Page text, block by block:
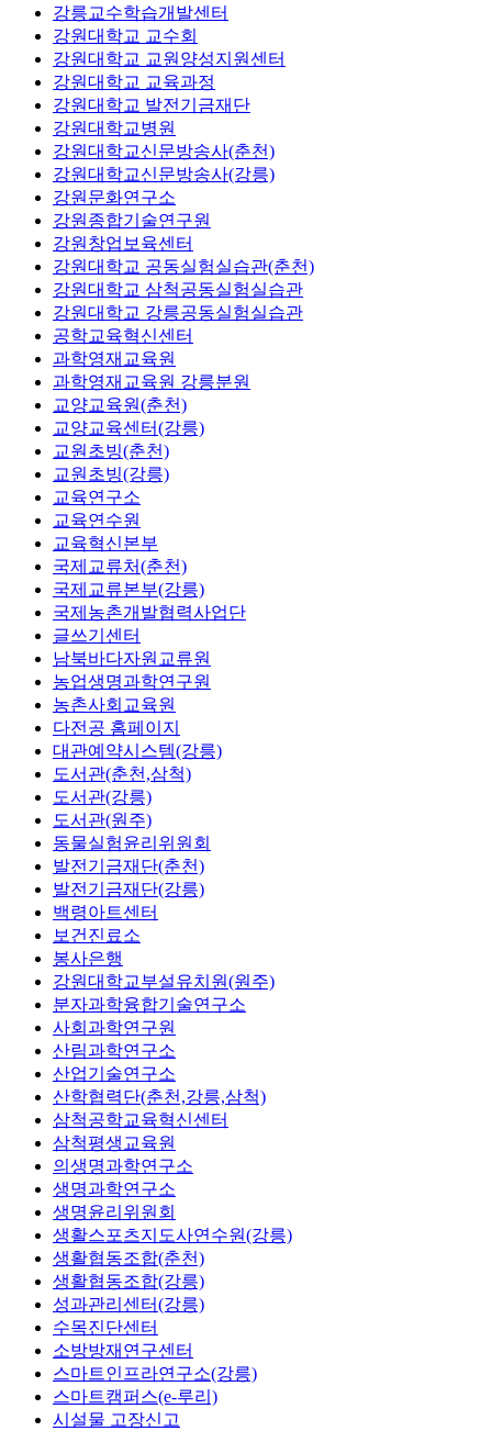
강릉교수학습개발센터
강원대학교 교수회
강원대학교 교원양성지원센터
강원대학교 교육과정
강원대학교 발전기금재단
강원대학교병원
강원대학교신문방송사(춘천)
강원대학교신문방송사(강릉)
강원문화연구소
강원종합기술연구원
강원창업보육센터
강원대학교 공동실험실습관(춘천)
강원대학교 삼척공동실험실습관
강원대학교 강릉공동실험실습관
공학교육혁신센터
과학영재교육원
과학영재교육원 강릉분원
교양교육원(춘천)
교양교육센터(강릉)
교원초빙(춘천)
교원초빙(강릉)
교육연구소
교육연수원
교육혁신본부
국제교류처(춘천)
국제교류본부(강릉)
국제농촌개발협력사업단
글쓰기센터
남북바다자원교류원
농업생명과학연구원
농촌사회교육원
다전공 홈페이지
대관예약시스템(강릉)
도서관(춘천,삼척)
도서관(강릉)
도서관(원주)
동물실험윤리위원회
발전기금재단(춘천)
발전기금재단(강릉)
백령아트센터
보건진료소
봉사은행
강원대학교부설유치원(원주)
분자과학융합기술연구소
사회과학연구원
산림과학연구소
산업기술연구소
산학협력단(춘천,강릉,삼척)
삼척공학교육혁신센터
삼척평생교육원
의생명과학연구소
생명과학연구소
생명윤리위원회
생활스포츠지도사연수원(강릉)
생활협동조합(춘천)
생활협동조합(강릉)
성과관리센터(강릉)
수목진단센터
소방방재연구센터
스마트인프라연구소(강릉)
스마트캠퍼스(e-루리)
시설물 고장신고